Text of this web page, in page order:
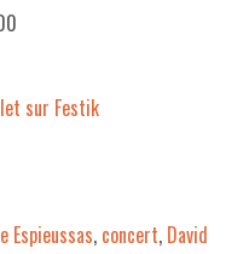
sur Festik
Espieussas, concert, David